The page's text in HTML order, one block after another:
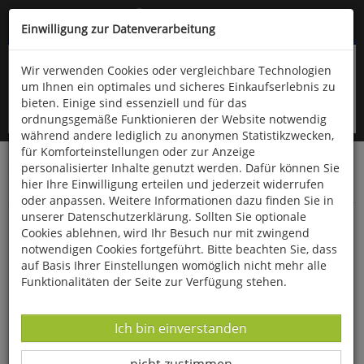
Kompletten Head der Seite überspringen
oder (06766) 9323-960
Startseite Bücher Downloads
Zeitschriften
Der Falke
Beobachtungstipp: Der Polder Holter
Hammrich in Niedersachsen
Einwilligung zur Datenverarbeitung
Wir verwenden Cookies oder vergleichbare Technologien
um Ihnen ein optimales und sicheres Einkaufserlebnis zu
bieten. Einige sind essenziell und für das
ordnungsgemäße Funktionieren der Website notwendig
während andere lediglich zu anonymen Statistikzwecken,
für Komforteinstellungen oder zur Anzeige
personalisierter Inhalte genutzt werden. Dafür können Sie
hier Ihre Einwilligung erteilen und jederzeit widerrufen
oder anpassen. Weitere Informationen dazu finden Sie in
unserer Datenschutzerklärung. Sollten Sie optionale
Cookies ablehnen, wird Ihr Besuch nur mit zwingend
notwendigen Cookies fortgeführt. Bitte beachten Sie, dass
auf Basis Ihrer Einstellungen womöglich nicht mehr alle
Funktionalitäten der Seite zur Verfügung stehen.
Datenverarbeitung -
Ich bin einverstanden